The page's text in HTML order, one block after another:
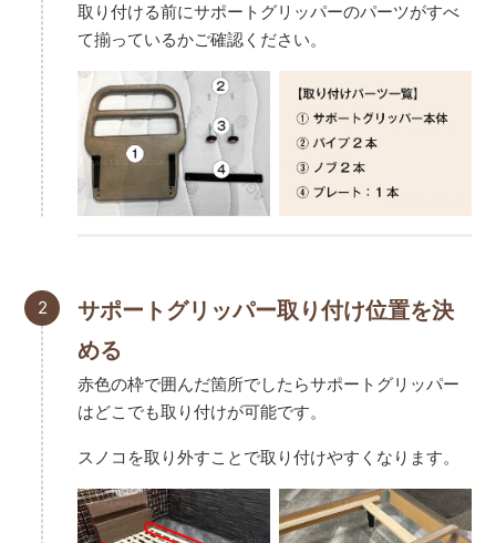
取り付ける前にサポートグリッパーのパーツがすべ
て揃っているかご確認ください。
2
サポートグリッパー取り付け位置を決
める
赤色の枠で囲んだ箇所でしたらサポートグリッパー
はどこでも取り付けが可能です。
スノコを取り外すことで取り付けやすくなります。